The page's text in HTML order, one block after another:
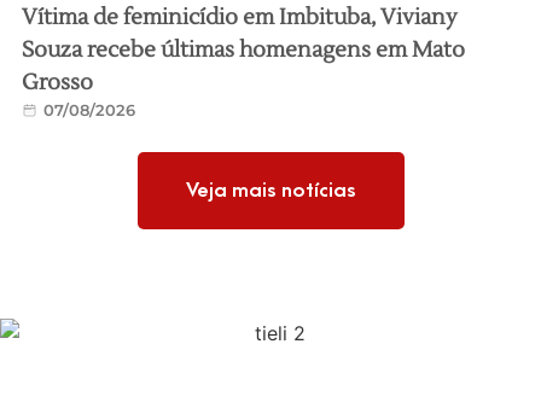
Vítima de feminicídio em Imbituba, Viviany
Souza recebe últimas homenagens em Mato
Grosso
07/08/2026
Veja mais notícias